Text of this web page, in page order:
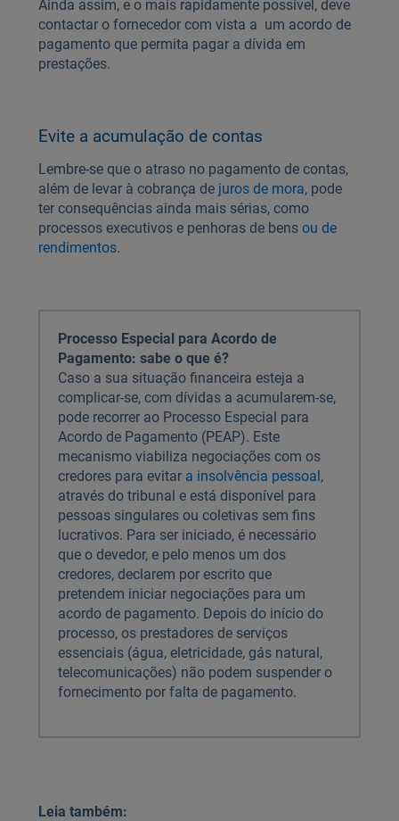
Ainda assim, e o mais rapidamente possível, deve
contactar o fornecedor com vista a um acordo de
pagamento que permita pagar a dívida em
prestações.
Evite a acumulação de contas
Lembre-se que o atraso no pagamento de contas,
além de levar à cobrança de juros de mora, pode
ter consequências ainda mais sérias, como
processos executivos e penhoras de bens ou de
rendimentos.
Processo Especial para Acordo de
Pagamento: sabe o que é?
Caso a sua situação financeira esteja a
complicar-se, com dívidas a acumularem-se,
pode recorrer ao Processo Especial para
Acordo de Pagamento (PEAP). Este
mecanismo viabiliza negociações com os
credores para evitar a insolvência pessoal,
através do tribunal e está disponível para
pessoas singulares ou coletivas sem fins
lucrativos. Para ser iniciado, é necessário
que o devedor, e pelo menos um dos
credores, declarem por escrito que
pretendem iniciar negociações para um
acordo de pagamento. Depois do início do
processo, os prestadores de serviços
essenciais (água, eletricidade, gás natural,
telecomunicações) não podem suspender o
fornecimento por falta de pagamento.
Leia também: